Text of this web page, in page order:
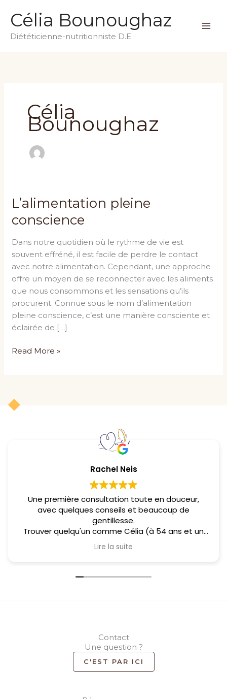
content
Célia Bounoughaz
Diététicienne-nutritionniste D.E
Célia
Bounoughaz
L’alimentation pleine
conscience
Dans notre quotidien où le rythme de vie est
souvent effréné, il est facile de perdre le contact
avec notre alimentation. Cependant, une approche
offre un moyen de se reconnecter avec les aliments
que nous consommons et les sensations qu’ils
procurent. Connue sous le nom d’alimentation
pleine conscience, c’est une manière consciente et
éclairée de […]
L’alimentation
conscience
Read More »
Rachel Neis
Une première consultation toute en douceur,
avec quelques conseils et beaucoup de
gentillesse.
Trouver quelqu'un comme Célia (à 54 ans et un
parcours de vie pas toujours drôle) et une vraie
bouffée d'air pur !
particulièrement dans mon esprit.
La suite à venir...
Lire la suite
Contact
Une question ?
C'EST PAR ICI